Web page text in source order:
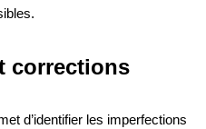
corrections
d’identifier les imperfections